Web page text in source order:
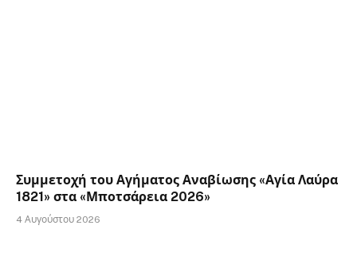
Συμμετοχή του Αγήματος Αναβίωσης «Αγία Λαύρα
1821» στα «Μποτσάρεια 2026»
4 Αυγούστου 2026